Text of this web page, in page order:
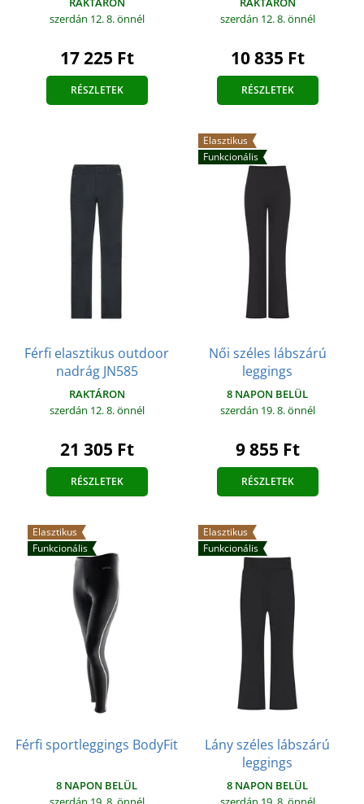
szerdán 12. 8.önnél
17 225 Ft
RÉSZLETEK
szerdán 12. 8.önnél
10 835 Ft
RÉSZLETEK
Férfi elasztikus outdoor
nadrág JN585
RAKTÁRON
szerdán 12. 8.önnél
21 305 Ft
RÉSZLETEK
Elasztikus
Funkcionális
Női széles lábszárú
leggings
8 NAPON BELÜL
szerdán 19. 8.önnél
9 855 Ft
RÉSZLETEK
Elasztikus
Funkcionális
Férfi sportleggings BodyFit
8 NAPON BELÜL
Elasztikus
Funkcionális
Lány széles lábszárú
leggings
8 NAPON BELÜL